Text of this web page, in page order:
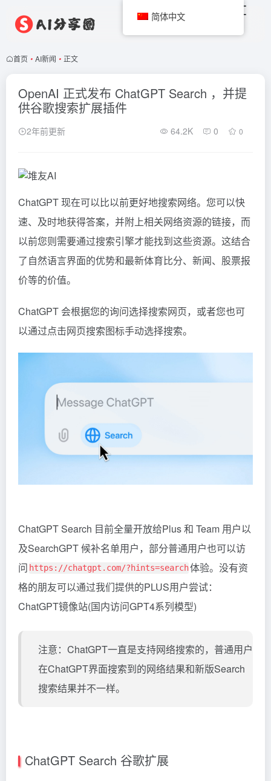
首页 • AI新闻 • 正文
OpenAI 正式发布 ChatGPT Search ，并提
供谷歌搜索扩展插件
2年前更新 64.2K 0 0
ChatGPT现在可以比以前更好地搜索网络。您可以快
速、及时地获得答案，并附上相关网络资源的链接，而
以前您则需要通过搜索引擎才能找到这些资源。这结合
了自然语言界面的优势和最新体育比分、新闻、股票报
价等的价值。
ChatGPT 会根据您的询问选择搜索网页，或者您也可
以通过点击网页搜索图标手动选择搜索。
ChatGPT Search 目前全量开放给Plus 和 Team 用户以
及SearchGPT 候补名单用户，部分普通用户也可以访
问 https://chatgpt.com/?hints=search体验。没有资
格的朋友可以通过我们提供的PLUS用户尝试：
ChatGPT镜像站(国内访问GPT4系列模型)
注意：ChatGPT一直是支持网络搜索的，普通用户
在ChatGPT界面搜索到的网络结果和新版Search
搜索结果并不一样。
ChatGPT Search 谷歌扩展
简体中文